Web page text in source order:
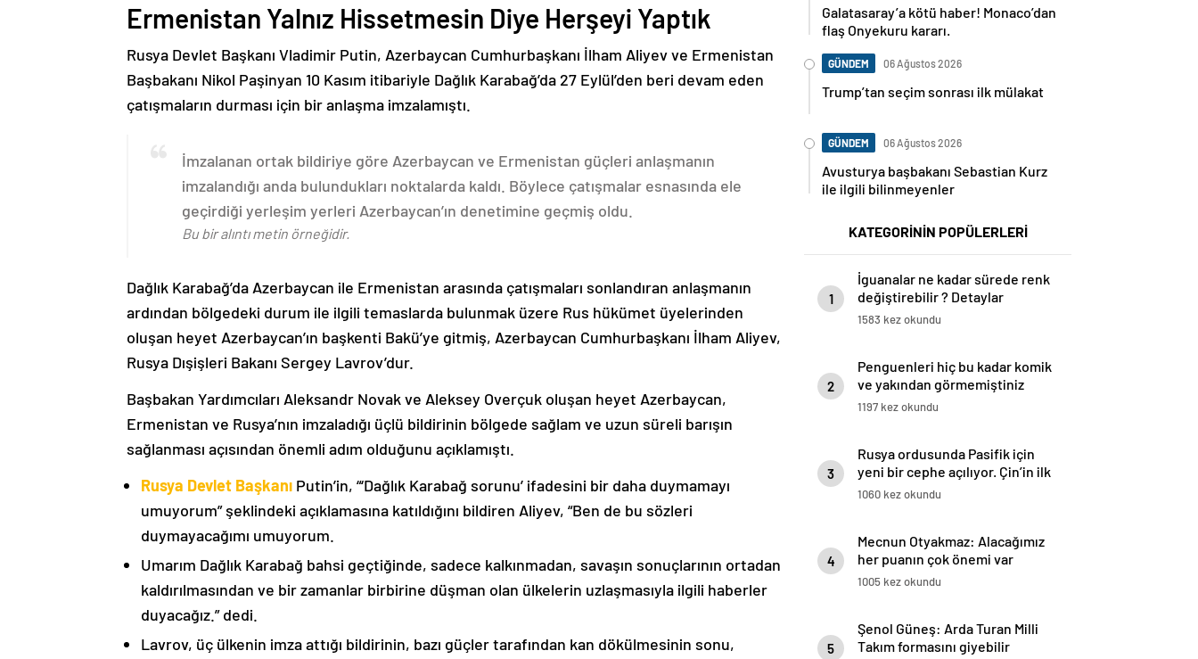
Ermenistan Yalnız Hissetmesin Diye Herşeyi Yaptık
Rusya Devlet Başkanı Vladimir Putin, Azerbaycan Cumhurbaşkanı İlham Aliyev ve Ermenistan
Başbakanı Nikol Paşinyan 10 Kasım itibariyle Dağlık Karabağ’da 27 Eylül’den beri devam eden
çatışmaların durması için bir anlaşma imzalamıştı.
İmzalanan ortak bildiriye göre Azerbaycan ve Ermenistan güçleri anlaşmanın
imzalandığı anda bulundukları noktalarda kaldı. Böylece çatışmalar esnasında ele
geçirdiği yerleşim yerleri Azerbaycan’ın denetimine geçmiş oldu.
Bu bir alıntı metin örneğidir.
Dağlık Karabağ’da Azerbaycan ile Ermenistan arasında çatışmaları sonlandıran anlaşmanın
ardından bölgedeki durum ile ilgili temaslarda bulunmak üzere Rus hükümet üyelerinden
oluşan heyet Azerbaycan’ın başkenti Bakü’ye gitmiş, Azerbaycan Cumhurbaşkanı İlham Aliyev,
Rusya Dışişleri Bakanı Sergey Lavrov’dur.
Başbakan Yardımcıları Aleksandr Novak ve Aleksey Overçuk oluşan heyet Azerbaycan,
Ermenistan ve Rusya’nın imzaladığı üçlü bildirinin bölgede sağlam ve uzun süreli barışın
sağlanması açısından önemli adım olduğunu açıklamıştı.
Rusya Devlet Başkanı Putin’in, “‘Dağlık Karabağ sorunu’ ifadesini bir daha duymamayı
umuyorum” şeklindeki açıklamasına katıldığını bildiren Aliyev, “Ben de bu sözleri
duymayacağımı umuyorum.
Umarım Dağlık Karabağ bahsi geçtiğinde, sadece kalkınmadan, savaşın sonuçlarının ortadan
kaldırılmasından ve bir zamanlar birbirine düşman olan ülkelerin uzlaşmasıyla ilgili haberler
duyacağız.” dedi.
Lavrov, üç ülkenin imza attığı bildirinin, bazı güçler tarafından kan dökülmesinin sonu,
Galatasaray’a kötü haber! Monaco’dan
flaş Onyekuru kararı.
GÜNDEM 06 Ağustos 2026
Trump’tan seçim sonrası ilk mülakat
GÜNDEM 06 Ağustos 2026
Avusturya başbakanı Sebastian Kurz
ile ilgili bilinmeyenler
KATEGORİNİN POPÜLERLERİ
1
İguanalar ne kadar sürede renk
değiştirebilir ? Detaylar
burada…
1583 kez okundu
2
Penguenleri hiç bu kadar komik
ve yakından görmemiştiniz
1197 kez okundu
3
Rusya ordusunda Pasifik için
yeni bir cephe açılıyor. Çin’in ilk
tepkisi!
1060 kez okundu
4
Mecnun Otyakmaz: Alacağımız
her puanın çok önemi var
1005 kez okundu
5
Şenol Güneş: Arda Turan Milli
Takım formasını giyebilir